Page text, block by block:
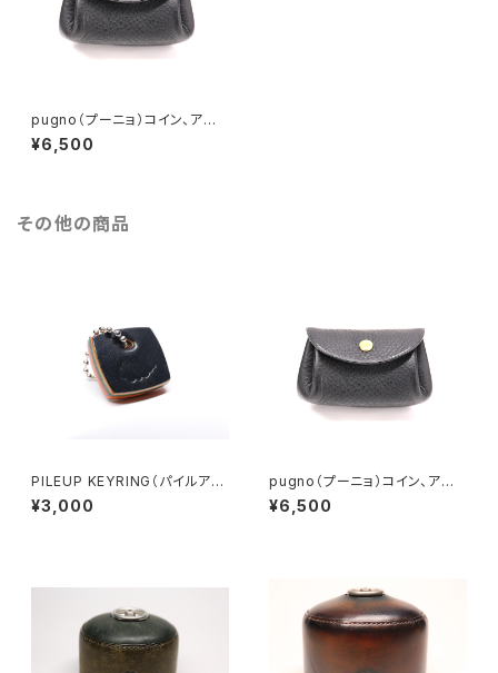
pugno（プーニョ）コイン、アク
セサリーケース ver.2 手縫
い仕上げ
¥6,500
その他の商品
PILEUP KEYRING（パイルアッ
プキーホルダー）シェルコードバ
ン（ホーウィン社製）８
¥3,000
pugno（プーニョ）コイン、アク
セサリーケース ver.2 手縫
い仕上げ
¥6,500